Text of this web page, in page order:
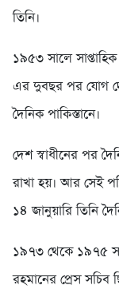
তিনি।
১৯৫৩ সালে
এর দুবছর পর যোগ
দৈনিক পাকিস্তানে।
দেশ স্বাধীনের পর
রাখা হয়। আর সেই
১৪ জানুয়ারি তিনি
১৯৭৩ থেকে ১৯৭৫
রহমানের প্রেস সচিব